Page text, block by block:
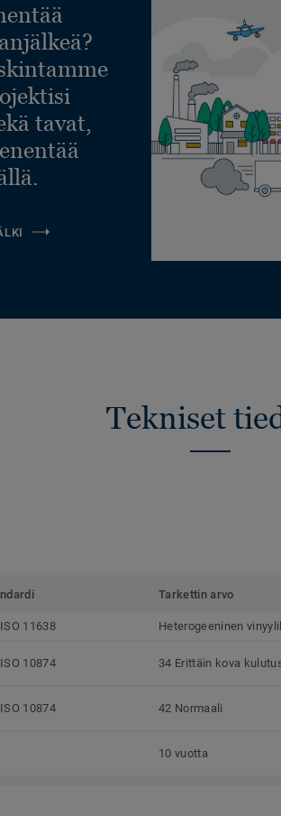
tavat,
Tekniset
Tarkettin arvo
11638 Heterogeeninen
10874 34 Erittäin kova
10874 42 Normaali
10 vuotta